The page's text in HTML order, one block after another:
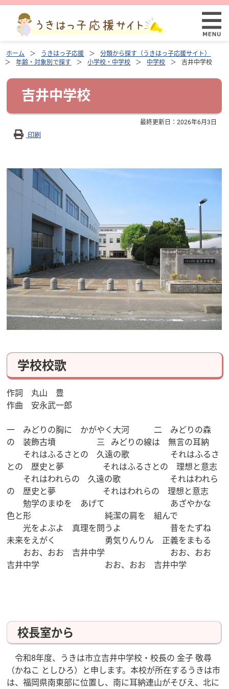
ホーム うきはっ子応援
分類から探す（うきはっ子応援サイト）
年齢・対象別で探す
小学校・中学校 中学校 吉井中学校
吉井中学校
最終更新日：2026年6月3日
印刷
学校校歌
作詞 丸山 豊
作曲 安永武一郎
一 みどりの胸に かがやく大河 二 みどりの森
の 装飾古墳 三 みどりの線は 無言の耳納
それはふるさとの 久遠の歌 それはふるさ
との 歴史と夢 それはふるさとの 理想と意志
それはわれらの 久遠の歌 それはわれら
の 歴史と夢 それはわれらの 理想と意志
勉学のまゆを あげて あざやかな
色と形 純潔の肩を 組んで
光をよぶよ 真理を問うよ 昔をたずね
未来をえがく 勇気りんりん 正義をまもる
おお、おお 吉井中学 おお、おお
吉井中学 おお、おお 吉井中学
校長室から
令和8年度、うきは市立吉井中学校・校長の 金子 敬尋
（かねこ としひろ）と申します。本校が所在するうきは市
は、福岡県南東部に位置し、南に耳納連山がそびえ、北に